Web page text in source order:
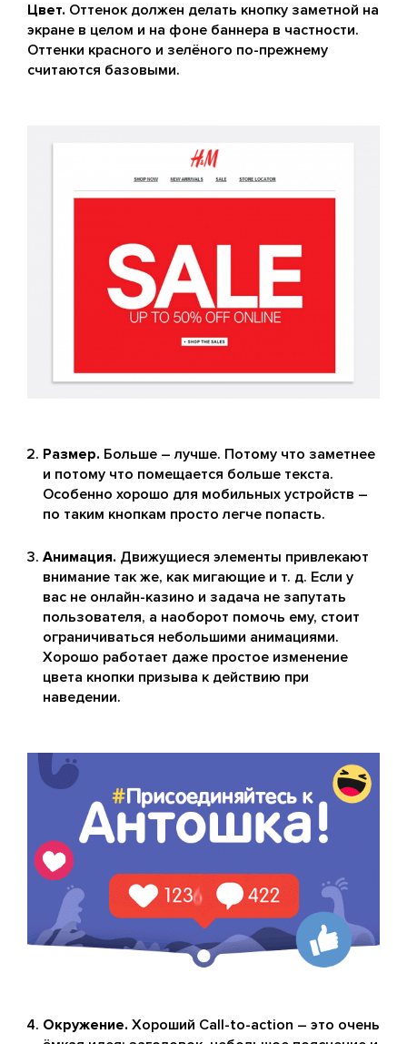
Цвет. Оттенок должен делать кнопку заметной на
экране в целом и на фоне баннера в частности.
Оттенки красного и зелёного по-прежнему
считаются базовыми.
Размер. Больше – лучше. Потому что заметнее
и потому что помещается больше текста.
Особенно хорошо для мобильных устройств –
по таким кнопкам просто легче попасть.
Анимация. Движущиеся элементы привлекают
внимание так же, как мигающие и т. д. Если у
вас не онлайн-казино и задача не запутать
пользователя, а наоборот помочь ему, стоит
ограничиваться небольшими анимациями.
Хорошо работает даже простое изменение
цвета кнопки призыва к действию при
наведении.
Окружение. Хороший Call-to-action – это очень